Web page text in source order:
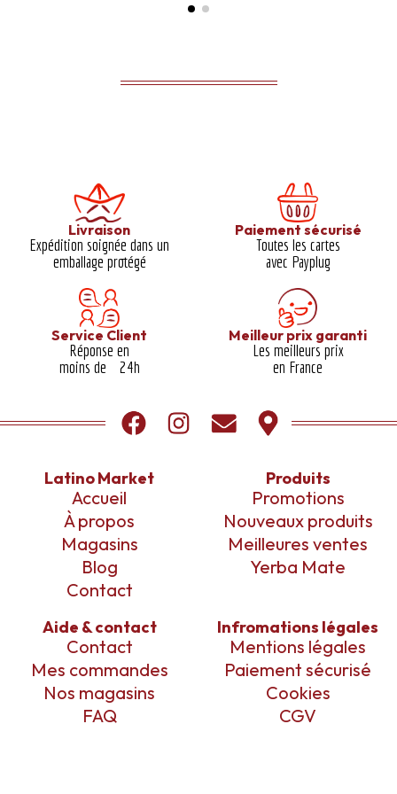
Livraison
Expédition soignée dans un
emballage protégé​
Paiement sécurisé
Toutes les cartes
avec Payplug
Service Client
Réponse en
moins de 24h
Meilleur prix garanti​
Les meilleurs prix
en France
Latino Market
Accueil
À propos
Magasins
Blog
Contact
Produits
Promotions
Nouveaux produits
Meilleures ventes
Yerba Mate
Aide & contact
Contact
Mes commandes
Nos magasins
FAQ
Infromations légales
Mentions légales
Paiement sécurisé
Cookies
CGV